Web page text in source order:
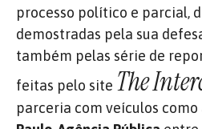
processo político e parcial,
demostradas pela sua
também pelas série de
feitas pelo site The
parceria com veículos como